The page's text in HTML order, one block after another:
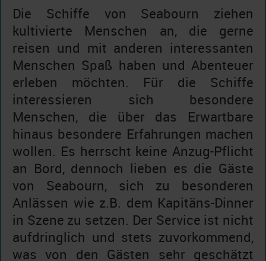
Die Schiffe von Seabourn ziehen
kultivierte Menschen an, die gerne
reisen und mit anderen interessanten
Menschen Spaß haben und Abenteuer
erleben möchten. Für die Schiffe
interessieren sich besondere
Menschen, die über das Erwartbare
hinaus besondere Erfahrungen machen
wollen. Es herrscht keine Anzug-Pflicht
an Bord, dennoch lieben es die Gäste
von Seabourn, sich zu besonderen
Anlässen wie z.B. dem Kapitäns-Dinner
in Szene zu setzen. Der Service ist nicht
aufdringlich und stets zuvorkommend,
was von den Gästen sehr geschätzt